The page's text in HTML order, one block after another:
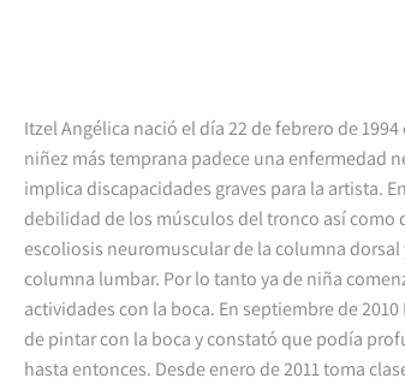
Itzel Angélica nació el día 22 de febrero de
niñez más temprana padece una enfermedad
implica discapacidades graves para la artista.
debilidad de los músculos del tronco así como
escoliosis neuromuscular de la columna
columna lumbar. Por lo tanto ya de niña
actividades con la boca. En septiembre de
de pintar con la boca y constató que podía
hasta entonces. Desde enero de 2011 toma